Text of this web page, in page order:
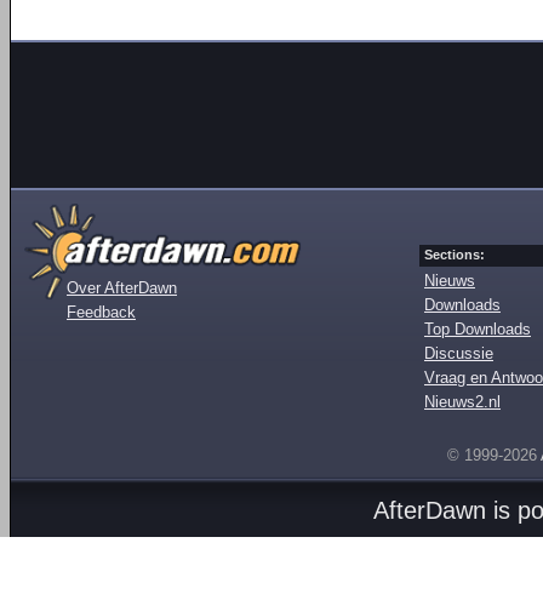
Over AfterDawn
Feedback
Sections:
Nieuws
Downloads
Top Downloads
Discussie
Vraag en
Nieuws2.nl
© 1999-2026
AfterDawn is